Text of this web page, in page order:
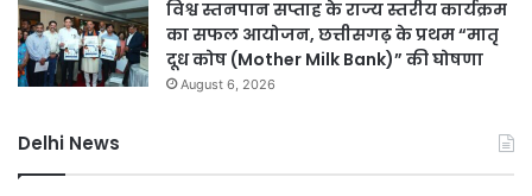
विश्व स्तनपान सप्ताह के राज्य स्तरीय कार्यक्रम
का सफल आयोजन, छत्तीसगढ़ के प्रथम “मातृ
दूध कोष (Mother Milk Bank)” की घोषणा
August 6, 2026
Delhi News